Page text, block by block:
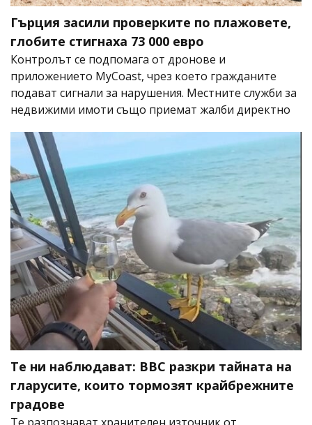
Гърция засили проверките по плажовете,
глобите стигнаха 73 000 евро
Контролът се подпомага от дронове и
приложението MyCoast, чрез което гражданите
подават сигнали за нарушения. Местните служби за
недвижими имоти също приемат жалби директно
Те ни наблюдават: BBC разкри тайната на
гларусите, които тормозят крайбрежните
градове